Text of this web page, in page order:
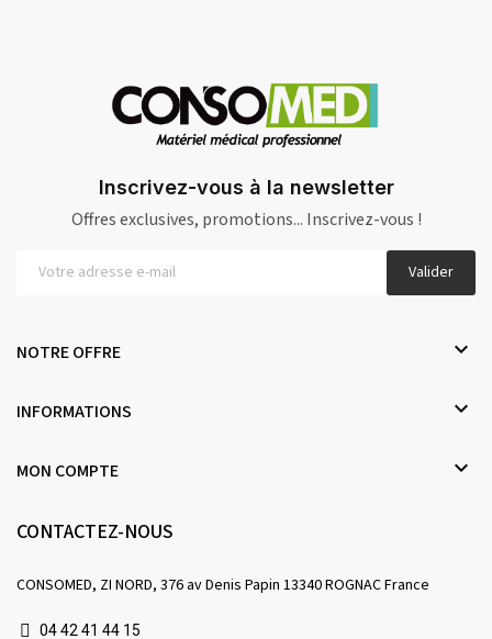
Inscrivez-vous à la newsletter
Offres exclusives, promotions... Inscrivez-vous !
Valider
NOTRE OFFRE 
INFORMATIONS 
MON COMPTE 
CONTACTEZ-NOUS
CONSOMED, ZI NORD, 376 av Denis Papin 13340 ROGNAC France
04 42 41 44 15